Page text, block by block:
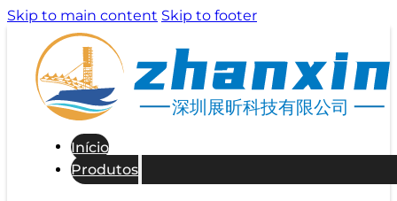
Skip to main content Skip to footer
深圳展昕科技有限公司
Início
Produtos